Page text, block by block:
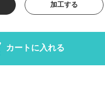
加工する
カートに入れる